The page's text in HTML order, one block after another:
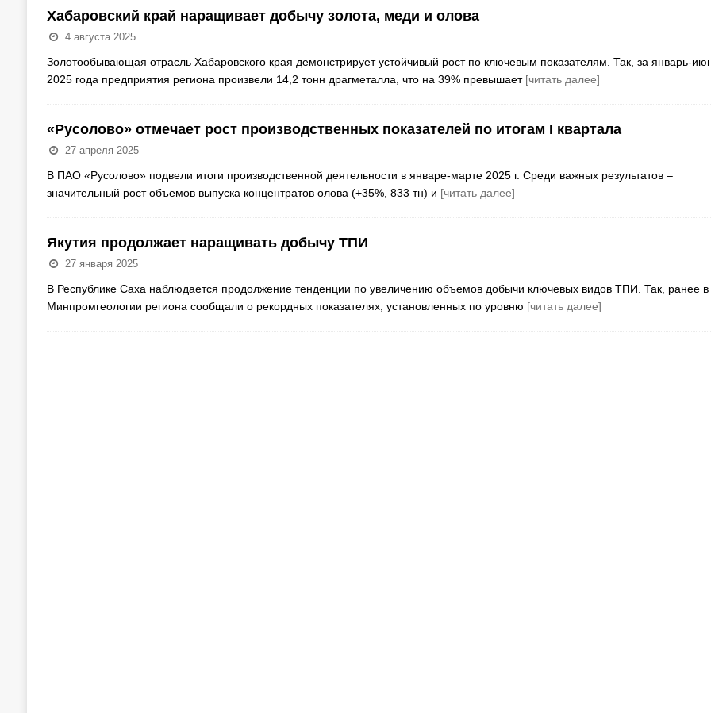
Хабаровский край наращивает добычу золота, меди и олова
4 августа 2025
Золотообывающая отрасль Хабаровского края демонстрирует устойчивый рост по ключевым показателям. Так, за январь-
2025 года предприятия региона произвели 14,2 тонн драгметалла, что на 39% превышает [читать далее]
«Русолово» отмечает рост производственных показателей по итогам I квартала
27 апреля 2025
В ПАО «Русолово» подвели итоги производственной деятельности в январе-марте 2025 г. Среди важных результатов –
значительный рост объемов выпуска концентратов олова (+35%, 833 тн) и [читать далее]
Якутия продолжает наращивать добычу ТПИ
27 января 2025
В Республике Саха наблюдается продолжение тенденции по увеличению объемов добычи ключевых видов ТПИ. Так, ранее в
Минпромгеологии региона сообщали о рекордных показателях, установленных по уровню [читать далее]